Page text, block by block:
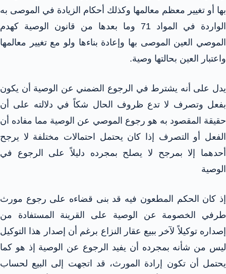
بها أو تغيير معظم معالمها وكذلك أحكام الزيادة في الموصى به
الواردة في المواد 71 وما بعدها من قانون الوصية كهدم
الموصي العين الموصى بها وإعادة بناءها ولو مع تغيير معالمها
واعتبار العين بحالتها وصية.
يدل على أنه يشترط في الرجوع الضمني عن الوصية أن يكون
بفعل وتصرف لا تدع ظروف الحال شكاً في دلالته على أن
حقيقة المقصود به هو رجوع الموصي عن الوصية مما مفاده أن
الفعل أو التصرف إذا كان يحتمل احتمالات مختلفة لا يرجح
أحدهما إلا بمرجح لا يصلح بمجرده دليلاً على الرجوع في
الوصية
إذ كان الحكم المطعون فيه قد بنى قضاءه على رجوع مورث
طرفي الخصومة عن الوصية على القرينة المستفادة من
إصداره توكيلاً لآخر ببيع عقار النزاع برغم أن إصدار هذا التوكيل
ليس من شأنه بمجرده أن يفيد الرجوع عن الوصية إذ هو كما
يحتمل أن تكون إرادة المورث، قد اتجهت إلى البيع لحساب